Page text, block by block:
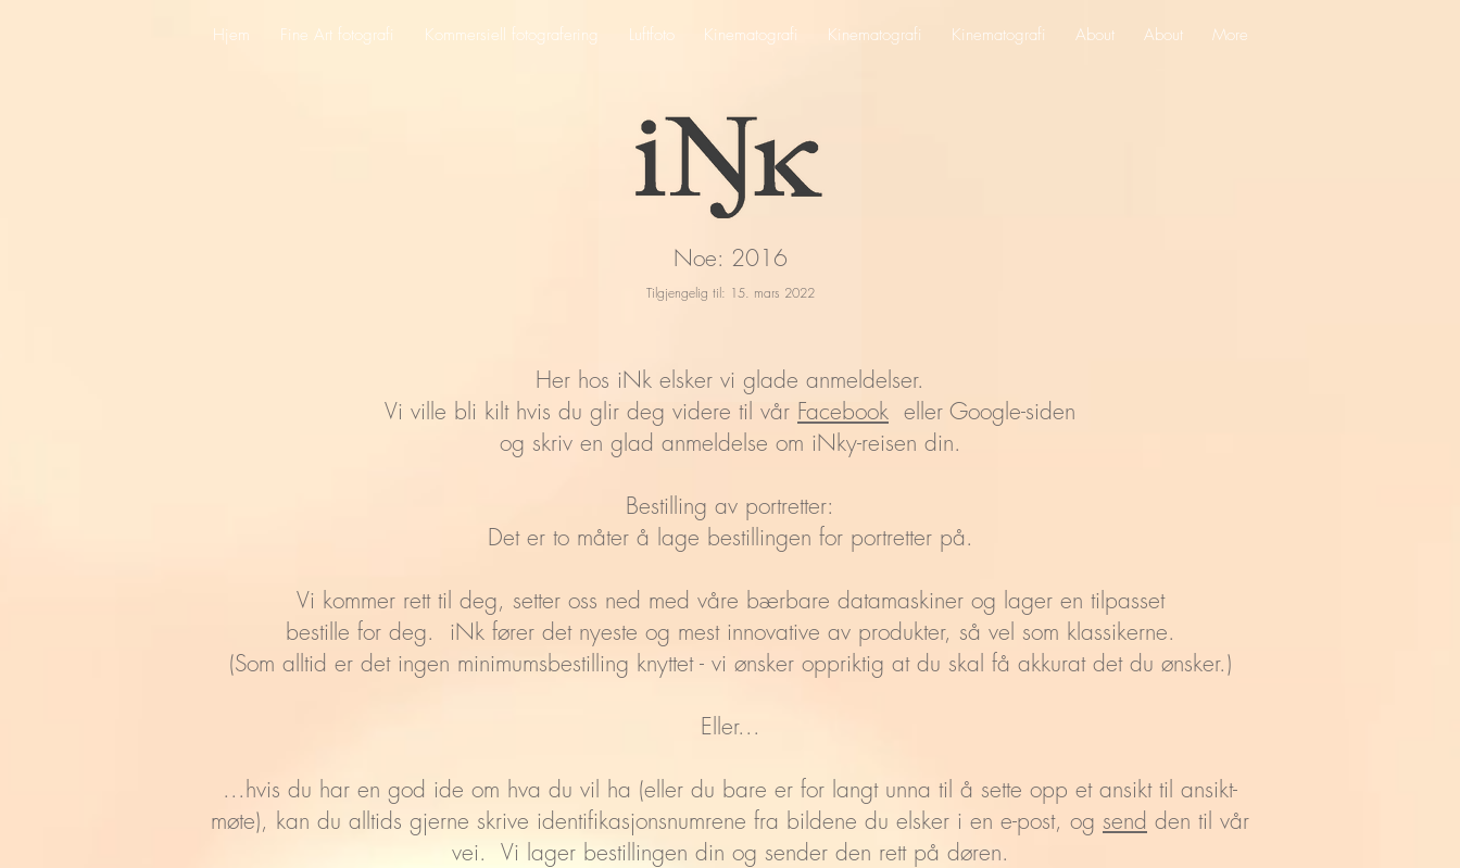
Hjem Fine Art fotografi Kommersiell fotografering Luftfoto Kinematografi Kinematografi Kinematografi About About More
Noe: 2016
Tilgjengelig til: 15. mars 2022
Her hos iNk elsker vi glade anmeldelser.
Vi ville bli kilt hvis du glir deg videre til vår Facebook eller Google-siden
og skriv en glad anmeldelse om iNky-reisen din.
Bestilling av portretter:
Det er to måter å lage bestillingen for portretter på.
Vi kommer rett til deg, setter oss ned med våre bærbare datamaskiner og lager en tilpasset
bestille for deg. iNk fører det nyeste og mest innovative av produkter, så vel som klassikerne.
(Som alltid er det ingen minimumsbestilling knyttet - vi ønsker oppriktig at du skal få akkurat det du ønsker.)
Eller...
...hvis du har en god ide om hva du vil ha (eller du bare er for langt unna til å sette opp et ansikt til ansikt-
møte), kan du alltids gjerne skrive identifikasjonsnumrene fra bildene du elsker i en e-post, og send den til vår
vei. Vi lager bestillingen din og sender den rett på døren.